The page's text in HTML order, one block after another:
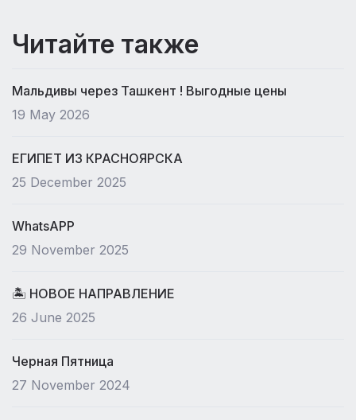
Читайте также
Мальдивы через Ташкент ! Выгодные цены
19 May 2026
ЕГИПЕТ ИЗ КРАСНОЯРСКА
25 December 2025
WhatsAPP
29 November 2025
🏝 НОВОЕ НАПРАВЛЕНИЕ
26 June 2025
Черная Пятница
27 November 2024